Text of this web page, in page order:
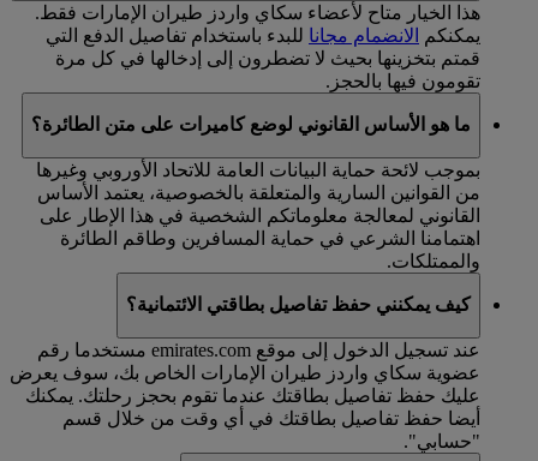
هذا الخيار متاح لأعضاء سكاي واردز طيران الإمارات فقط.
يمكنكم
الانضمام مجانا للبدء باستخدام تفاصيل الدفع التي
قمتم بتخزينها بحيث لا تضطرون إلى إدخالها في كل مرة
تقومون فيها بالحجز.
ما هو الأساس القانوني لوضع كاميرات على متن الطائرة؟
بموجب لائحة حماية البيانات العامة للاتحاد الأوروبي وغيرها
من القوانين السارية والمتعلقة بالخصوصية، يعتمد الأساس
القانوني لمعالجة معلوماتكم الشخصية في هذا الإطار على
اهتمامنا الشرعي في حماية المسافرين وطاقم الطائرة
والممتلكات.
كيف يمكنني حفظ تفاصيل بطاقتي الائتمانية؟
عند تسجيل الدخول إلى موقع emirates.com مستخدما رقم
عضوية سكاي واردز طيران الإمارات الخاص بك، سوف يعرض
عليك حفظ تفاصيل بطاقتك عندما تقوم بحجز رحلتك. يمكنك
أيضا حفظ تفاصيل بطاقتك في أي وقت من خلال قسم
"حسابي".